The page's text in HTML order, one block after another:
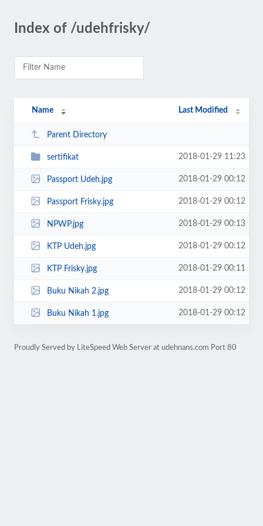
Index of /udehfrisky/
Name Last Modified
Parent Directory
sertifikat 2018-01-29 11:23
Passport Udeh.jpg 2018-01-29 00:12
Passport Frisky.jpg 2018-01-29 00:12
NPWP.jpg 2018-01-29 00:13
KTP Udeh.jpg 2018-01-29 00:12
KTP Frisky.jpg 2018-01-29 00:11
Buku Nikah 2.jpg 2018-01-29 00:12
Buku Nikah 1.jpg 2018-01-29 00:12
Proudly Served by LiteSpeed Web Server at udehnans.com Port 80